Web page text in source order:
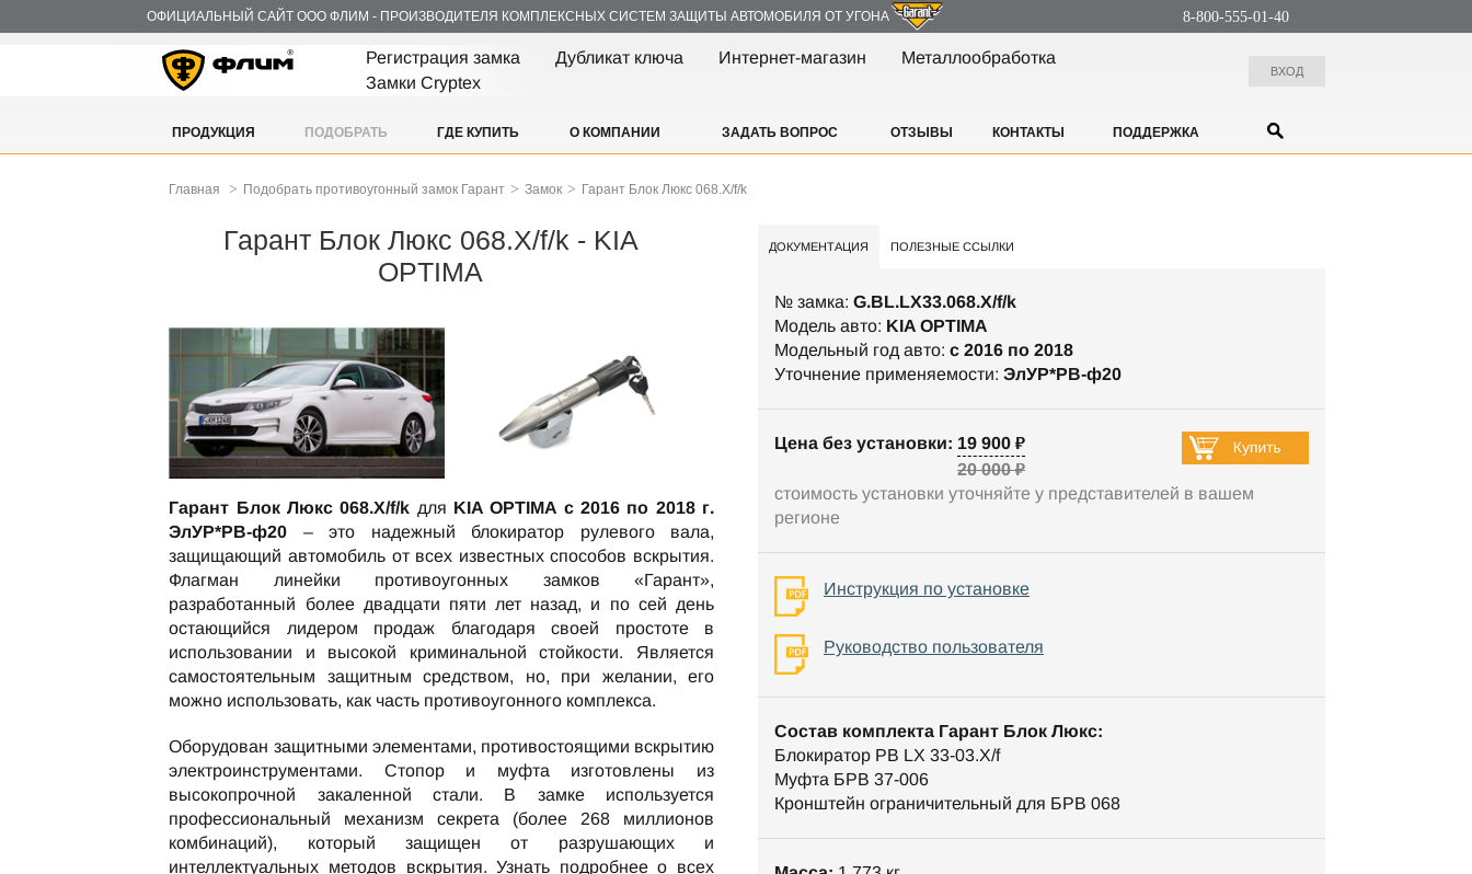
ОФИЦИАЛЬНЫЙ САЙТ ООО ФЛИМ - ПРОИЗВОДИТЕЛЯ КОМПЛЕКСНЫХ СИСТЕМ ЗАЩИТЫ АВТОМОБИЛЯ ОТ УГОНА 8-800-555-01-40
Регистрация замка Дубликат ключа Интернет-магазин
Металлообработка
Замки Cryptex
ВХОД
ПРОДУКЦИЯ ПОДОБРАТЬ ГДЕ КУПИТЬ О КОМПАНИИ ЗАДАТЬ ВОПРОС ОТЗЫВЫ КОНТАКТЫ ПОДДЕРЖКА
Главная > Подобрать противоугонный замок Гарант > Замок > Гарант Блок Люкс 068.Х/f/k
Гарант Блок Люкс 068.Х/f/k - KIA
OPTIMA
Гарант Блок Люкс 068.Х/f/k для KIA OPTIMA c 2016 по 2018 г.
ЭлУР*РВ-ф20 – это надежный блокиратор рулевого вала,
защищающий автомобиль от всех известных способов вскрытия.
Флагман линейки противоугонных замков «Гарант»,
разработанный более двадцати пяти лет назад, и по сей день
остающийся лидером продаж благодаря своей простоте в
использовании и высокой криминальной стойкости. Является
самостоятельным защитным средством, но, при желании, его
можно использовать, как часть противоугонного комплекса.
Оборудован защитными элементами, противостоящими вскрытию
электроинструментами. Стопор и муфта изготовлены из
высокопрочной закаленной стали. В замке используется
профессиональный механизм секрета (более 268 миллионов
комбинаций), который защищен от разрушающих и
интеллектуальных методов вскрытия. Узнать подробнее о всех
ДОКУМЕНТАЦИЯ ПОЛЕЗНЫЕ ССЫЛКИ
№ замка: G.BL.LX33.068.X/f/k
Модель авто: KIA OPTIMA
Модельный год авто: c 2016 по 2018
Уточнение применяемости: ЭлУР*РВ-ф20
Цена без установки: 19 900 ₽
20 000 ₽
стоимость установки уточняйте у представителей в вашем
регионе
Инструкция по установке
Руководство пользователя
Состав комплекта Гарант Блок Люкс:
Блокиратор РВ LX 33-03.X/f
Муфта БРВ 37-006
Кронштейн ограничительный для БРВ 068